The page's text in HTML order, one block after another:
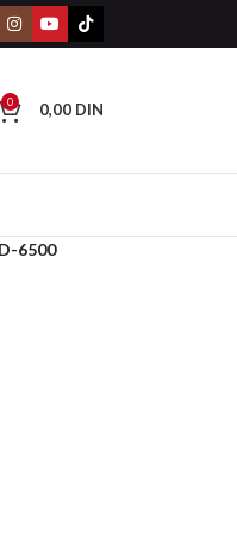
0 0,00 DIN
6500